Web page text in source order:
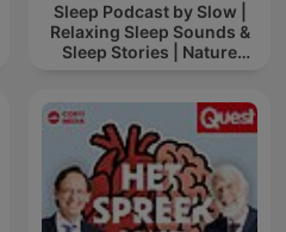
Sleep Podcast by Slow |
Relaxing Sleep Sounds &
Sleep Stories | Nature